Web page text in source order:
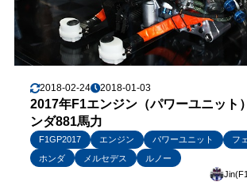
2018-02-24 2018-01-03
2017年F1エンジン（パワーユニット
ンダ881馬力
F1GP2017 エンジン パワーユニット
フ
ホンダ
メルセデス
ルノー